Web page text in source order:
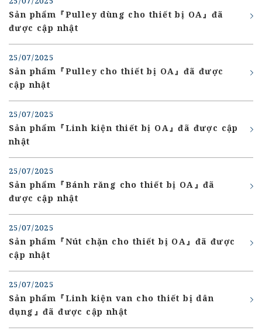
Sản phẩm『Pulley dùng cho thiết bị OA』đã
được cập nhật
25/07/2025
Sản phẩm『Pulley cho thiết bị OA』đã được
cập nhật
25/07/2025
Sản phẩm『Linh kiện thiết bị OA』đã được cập
nhật
25/07/2025
Sản phẩm『Bánh răng cho thiết bị OA』đã
được cập nhật
25/07/2025
Sản phẩm『Nút chặn cho thiết bị OA』đã được
cập nhật
25/07/2025
Sản phẩm『Linh kiện van cho thiết bị dân
dụng』đã được cập nhật